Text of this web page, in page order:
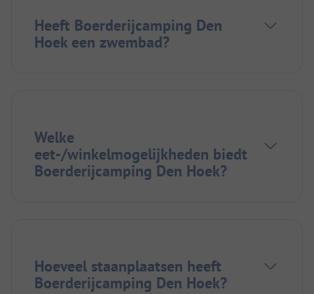
Heeft Boerderijcamping Den
Hoek een zwembad?
Welke
eet-/winkelmogelijkheden biedt
Boerderijcamping Den Hoek?
Hoeveel staanplaatsen heeft
Boerderijcamping Den Hoek?